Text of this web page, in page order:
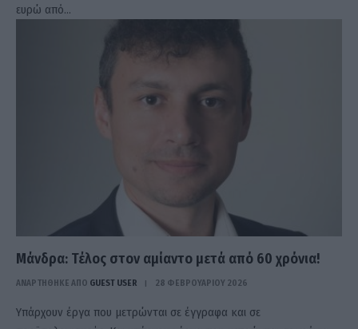
ευρώ από…
Μάνδρα: Τέλος στον αμίαντο μετά από 60 χρόνια!
ΑΝΑΡΤΗΘΗΚΕ ΑΠΟ GUEST USER 28 ΦΕΒΡΟΥΑΡΊΟΥ 2026
Υπάρχουν έργα που μετρώνται σε έγγραφα και σε